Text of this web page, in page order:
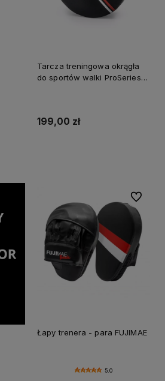
Tarcza treningowa okrągła
do sportów walki ProSeries
199,00 zł
Łapy trenera - para FUJIMAE
5.0
Do